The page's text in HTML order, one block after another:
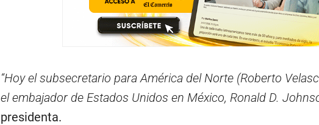
“Hoy el subsecretario para América del Norte (Roberto
el embajador de Estados Unidos en México, Ronald D.
presidenta.